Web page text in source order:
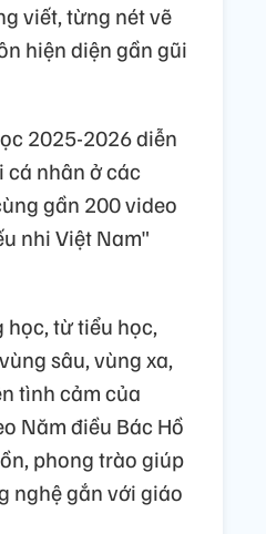
viết, từng nét vẽ
hiện diện gần gũi
2025-2026 diễn
nhân ở các
gần 200 video
nhi Việt Nam"
từ tiểu học,
sâu, vùng xa,
tình cảm của
Năm điều Bác Hồ
phong trào giúp
nghệ gắn với giáo